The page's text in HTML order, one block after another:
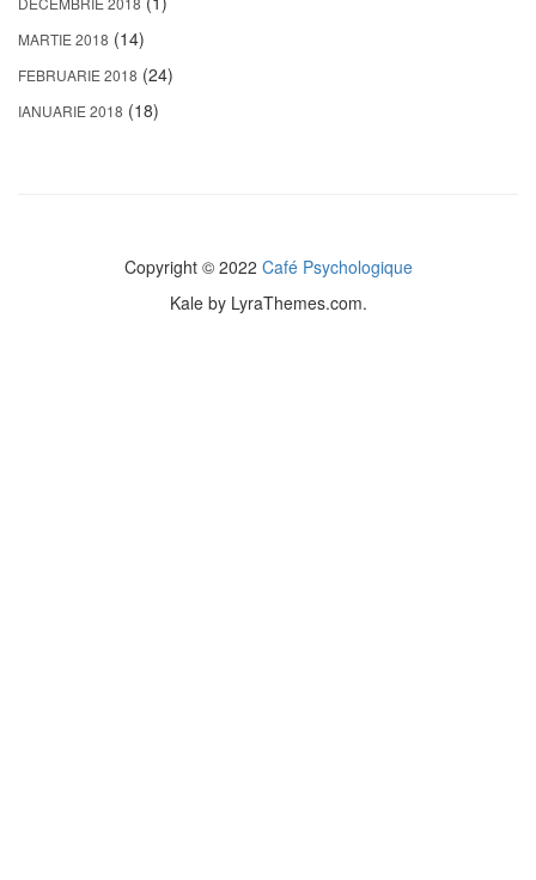
MARTIE 2018 (14)
FEBRUARIE 2018 (24)
IANUARIE 2018 (18)
Copyright © 2022 Café Psychologique
Kaleby LyraThemes.com.